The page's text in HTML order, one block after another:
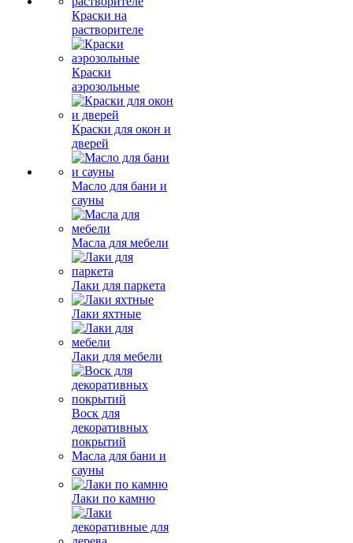
Краски на
растворителе
Краски
аэрозольные
Краски для окон и
дверей
Масло для бани и
сауны
Масла для мебели
Лаки для паркета
Лаки яхтные
Лаки для мебели
Воск для
декоративных
покрытий
Масла для бани и
сауны
Лаки по камню